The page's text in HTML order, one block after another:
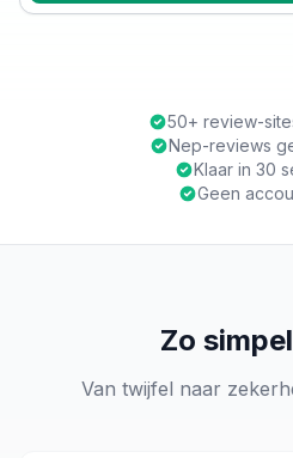
50+ review-
Nep-reviews
Klaar in 30
Geen
Zo
Van twijfel naar